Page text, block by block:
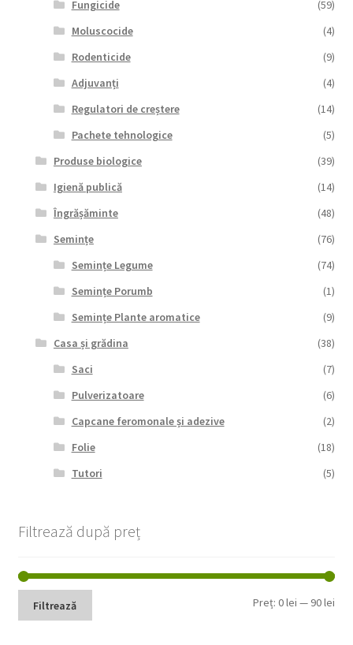
Fungicide
(59)
Moluscocide
(4)
Rodenticide
(9)
Adjuvanți
(4)
Regulatori de creștere
(14)
Pachete tehnologice
(5)
Produse biologice
(39)
Igienă publică
(14)
Îngrășăminte
(48)
Semințe
(76)
Semințe Legume
(74)
Semințe Porumb
(1)
Semințe Plante aromatice
(9)
Casa și grădina
(38)
Saci
(7)
Pulverizatoare
(6)
Capcane feromonale și adezive
(2)
Folie
(18)
Tutori
(5)
Filtrează după preț
Filtrează Preț:0 lei — 90 lei